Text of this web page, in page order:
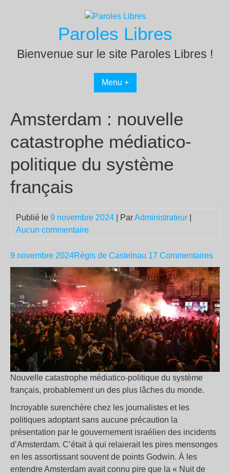
Paroles Libres
Bienvenue sur le site Paroles Libres !
Menu +
Amsterdam : nouvelle
catastrophe médiatico-
politique du système
français
Publié le 9 novembre 2024 | ParAdministrateur
Aucun commentaire
9 novembre 2024Régis de Castelnau 17 Commentaires
Nouvelle catastrophe médiatico-politique du système
français, probablement un des plus lâches du monde.
Incroyable surenchère chez les journalistes et les
politiques adoptant sans aucune précaution la
présentation par le gouvernement israélien des incidents
d’Amsterdam. C’était à qui relaierait les pires mensonges
en les assortissant souvent de points Godwin. À les
entendre Amsterdam avait connu pire que la « Nuit de